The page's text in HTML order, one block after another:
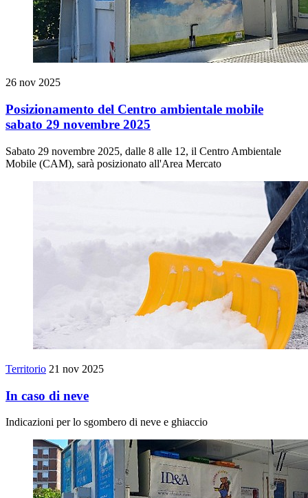
26 nov 2025
Posizionamento del Centro ambientale mobile
sabato 29 novembre 2025
Sabato 29 novembre 2025, dalle 8 alle 12, il Centro Ambientale
Mobile (CAM), sarà posizionato all'Area Mercato
Territorio 21 nov 2025
In caso di neve
Indicazioni per lo sgombero di neve e ghiaccio